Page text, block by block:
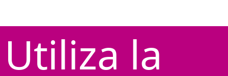
Utiliza la